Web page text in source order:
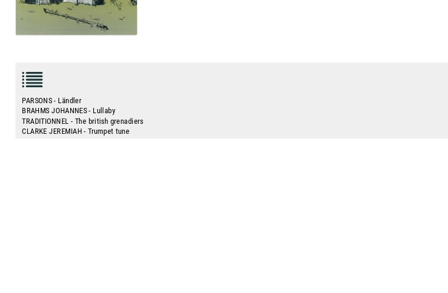
PARSONS - Ländler
BRAHMS JOHANNES - Lullaby
TRADITIONNEL - The british grenadiers
CLARKE JEREMIAH - Trumpet tune